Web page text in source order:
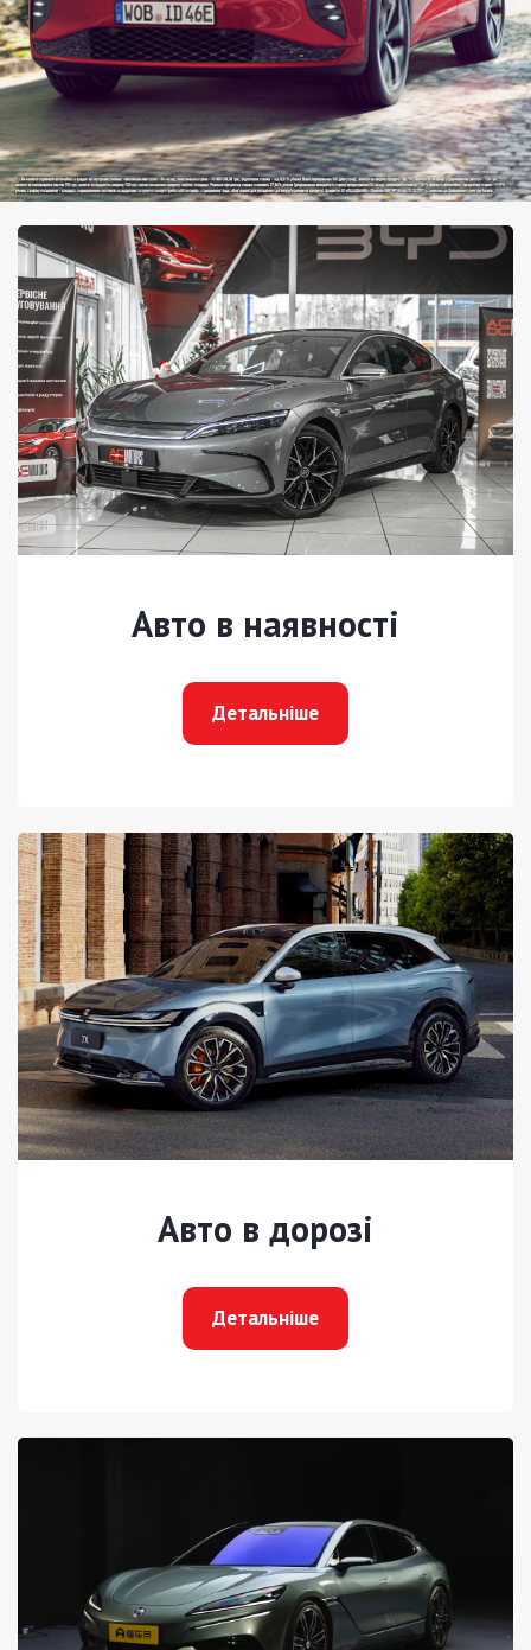
Авто в наявності
Детальніше
Авто в дорозі
Детальніше